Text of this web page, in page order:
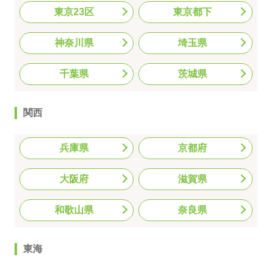
東京23区 東京都下
神奈川県 埼玉県
千葉県 茨城県
関西
兵庫県 京都府
大阪府 滋賀県
和歌山県 奈良県
東海